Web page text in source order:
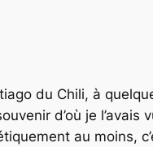
du Chili, à
d’où je
au moins,